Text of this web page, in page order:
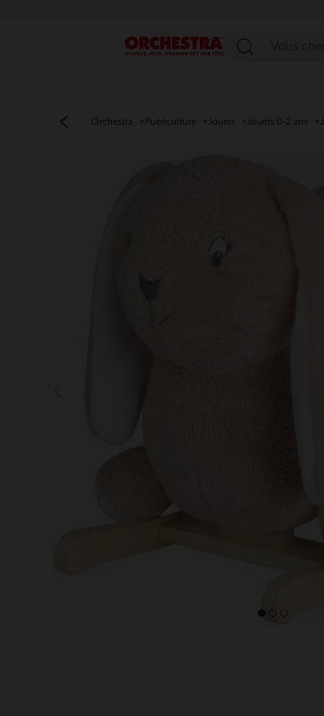
Menu
Orchestra Puériculture Jouets Jouets 0-2 ans